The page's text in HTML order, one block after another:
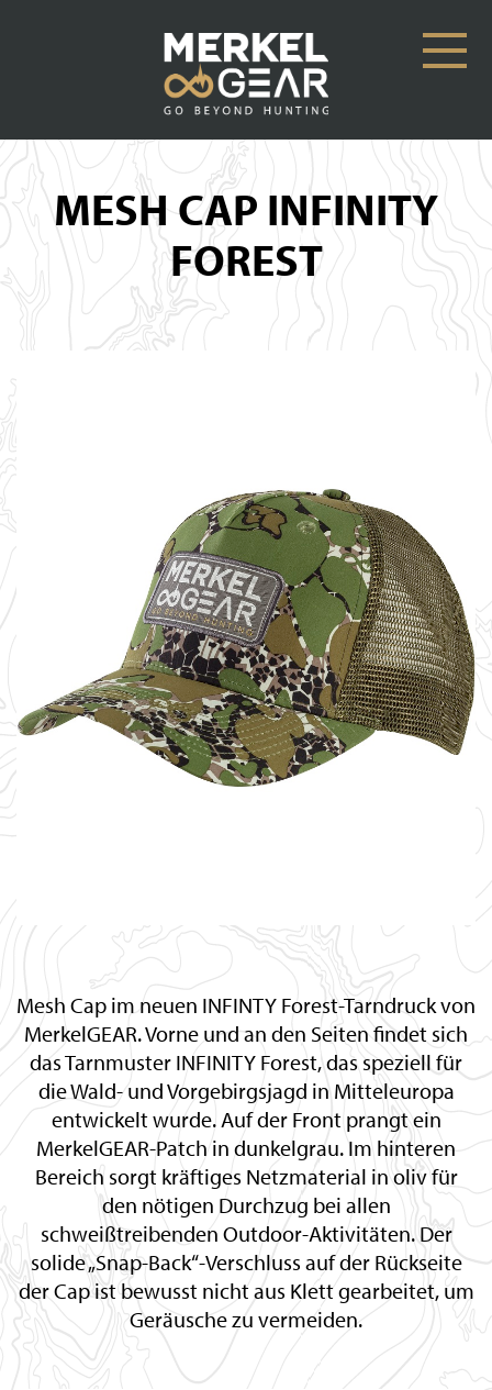
MESH CAP INFINITY
FOREST
Mesh Cap im neuen INFINTY Forest-Tarndruck von
MerkelGEAR. Vorne und an den Seiten findet sich
das Tarnmuster INFINITY Forest, das speziell für
die Wald- und Vorgebirgsjagd in Mitteleuropa
entwickelt wurde. Auf der Front prangt ein
MerkelGEAR-Patch in dunkelgrau. Im hinteren
Bereich sorgt kräftiges Netzmaterial in oliv für
den nötigen Durchzug bei allen
schweißtreibenden Outdoor-Aktivitäten. Der
solide „Snap-Back“-Verschluss auf der Rückseite
der Cap ist bewusst nicht aus Klett gearbeitet, um
Geräusche zu vermeiden.